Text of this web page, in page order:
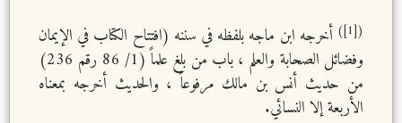
([1])
أخرجه ابن ماجه بلفظه في سننه (افتتاح الكتاب في الإيمان
وفضائل الصحابة والعلم ، باب من بلغ علماً (1/ 86 رقم 236)
من حديث أنس بن مالك مرفوعاً ، والحديث أخرجه بمعناه
الأربعة إلا النسائي.